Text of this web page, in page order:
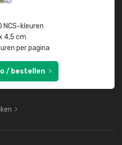
NCS-kleuren
4,5 cm
per pagina
/ bestellen